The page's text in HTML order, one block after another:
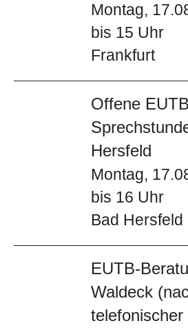
Montag,
bis 15 Uhr
Frankfurt
Offene
Hersfeld
Montag,
bis 16 Uhr
Bad Hersfeld
EUTB-
Waldeck
telefonischer